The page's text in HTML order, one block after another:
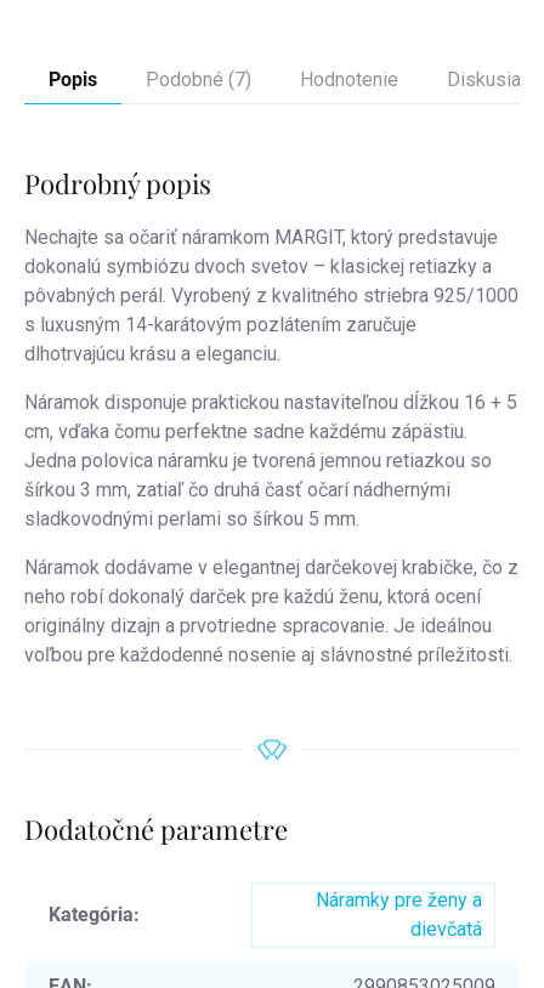
Popis Podobné (7) Hodnotenie Diskusia
Podrobný popis
Nechajte sa očariť náramkom MARGIT, ktorý predstavuje
dokonalú symbiózu dvoch svetov – klasickej retiazky a
pôvabných perál. Vyrobený z kvalitného striebra 925/1000
s luxusným 14-karátovým pozlátením zaručuje
dlhotrvajúcu krásu a eleganciu.
Náramok disponuje praktickou nastaviteľnou dĺžkou 16 + 5
cm, vďaka čomu perfektne sadne každému zápästiu.
Jedna polovica náramku je tvorená jemnou retiazkou so
šírkou 3 mm, zatiaľ čo druhá časť očarí nádhernými
sladkovodnými perlami so šírkou 5 mm.
Náramok dodávame v elegantnej darčekovej krabičke, čo z
neho robí dokonalý darček pre každú ženu, ktorá ocení
originálny dizajn a prvotriedne spracovanie. Je ideálnou
voľbou pre každodenné nosenie aj slávnostné príležitosti.
Dodatočné parametre
Kategória:
Náramky pre ženy a
dievčatá